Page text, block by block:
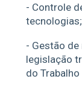
- Controle
tecnologias;
- Gestão
legislação
do Trabalho